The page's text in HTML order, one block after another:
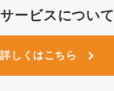
ービスについて
詳しくはこちら